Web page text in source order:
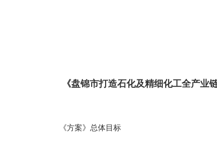
《盘锦市打造石化及精细化工全产业
《方案》总体目标